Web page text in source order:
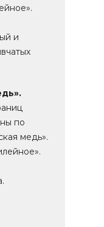
и
по
медь».